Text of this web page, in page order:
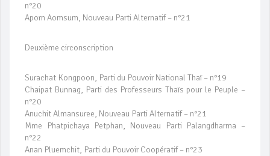
n°20
Aporn Aomsum, Nouveau Parti Alternatif – n°21
Deuxième circonscription
Surachat Kongpoon, Parti du Pouvoir National Thaï – n°19
Chaipat Bunnag, Parti des Professeurs Thaïs pour le Peuple –
n°20
Anuchit Almansuree, Nouveau Parti Alternatif – n°21
Mme Phatpichaya Petphan, Nouveau Parti Palangdharma –
n°22
Anan Pluemchit, Parti du Pouvoir Coopératif – n°23